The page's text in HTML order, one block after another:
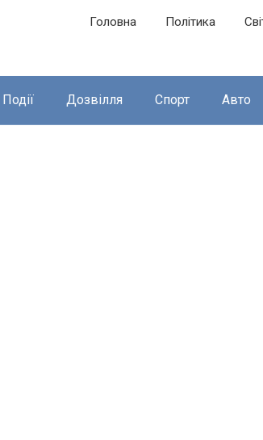
Головна Політика
Події Дозвілля Спорт Авто